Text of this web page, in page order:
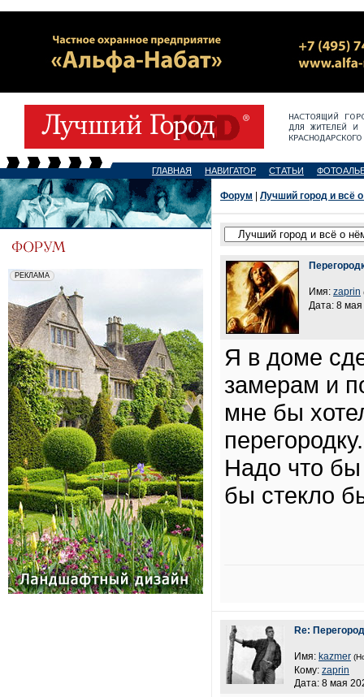
ГЛАВНАЯ НАВИГАТОР СТАТЬИ
Форум Лучший город и всё
Имя: zaprin
Дата: 8 мая
Я в доме
замерам и
мне бы
Надо что
бы стекло
Re:
Имя: kazmer
Кому: zaprin
Дата: 8 мая